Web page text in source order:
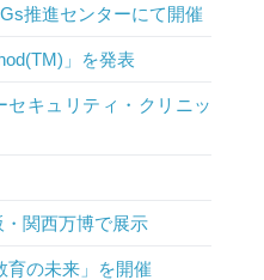
推進センターにて開催
」を発表
キュリティ・クリニッ
関西万博で展示
育の未来」を開催